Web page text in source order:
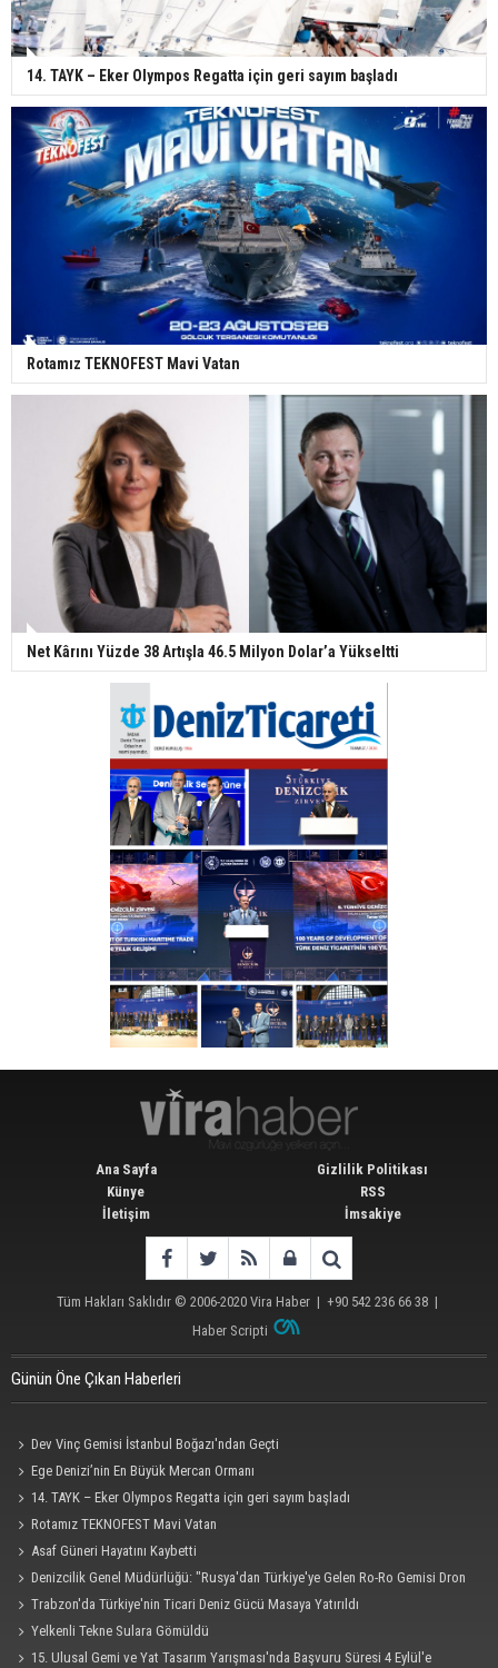
14. TAYK – Eker Olympos Regatta için geri sayım başladı
Rotamız TEKNOFEST Mavi Vatan
Net Kârını Yüzde 38 Artışla 46.5 Milyon Dolar’a Yükseltti
Ana Sayfa
Künye
İletişim
Gizlilik Politikası
RSS
İmsakiye
Tüm Hakları Saklıdır © 2006-2020 Vira Haber | +90 542 236 66 38 |
Haber Scripti
Günün Öne Çıkan Haberleri
Dev Vinç Gemisi İstanbul Boğazı'ndan Geçti
Ege Denizi’nin En Büyük Mercan Ormanı
14. TAYK – Eker Olympos Regatta için geri sayım başladı
Rotamız TEKNOFEST Mavi Vatan
Asaf Güneri Hayatını Kaybetti
Denizcilik Genel Müdürlüğü: "Rusya'dan Türkiye'ye Gelen Ro-Ro Gemisi Dron
Saldırısına Uğradı"
Trabzon'da Türkiye'nin Ticari Deniz Gücü Masaya Yatırıldı
Yelkenli Tekne Sulara Gömüldü
15. Ulusal Gemi ve Yat Tasarım Yarışması'nda Başvuru Süresi 4 Eylül'e